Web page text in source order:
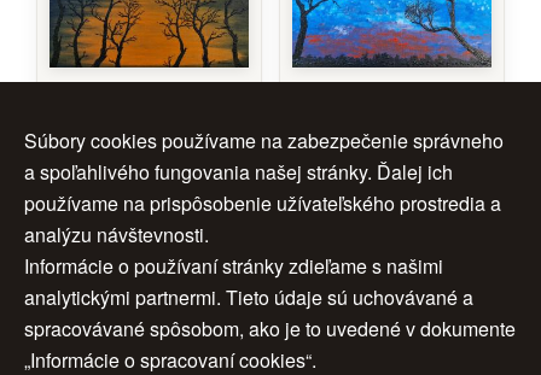
Slnko v jazere 3
Autor: Daniel Urbaník
Rozmery:40x40x0.3cm
Značenie:V pravo dole
aj v zadu.
Rám:Nerámované.
Cena: 188 €
Večerná krajina 3
Autor: Daniel Urbaník
Rok:
2022
Rozmery:50x50x2cm
aj v zadu.
Cena: 360 €
Súbory cookies používame na zabezpečenie správneho
a spoľahlivého fungovania našej stránky. Ďalej ich
používame na prispôsobenie užívateľského prostredia a
analýzu návštevnosti.
Informácie o používaní stránky zdieľame s našimi
analytickými partnermi. Tieto údaje sú uchovávané a
spracovávané spôsobom, ako je to uvedené v dokumente
„Informácie o spracovaní cookies“.